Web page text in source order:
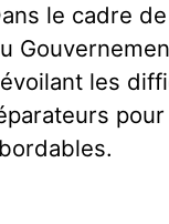
le cadre
les